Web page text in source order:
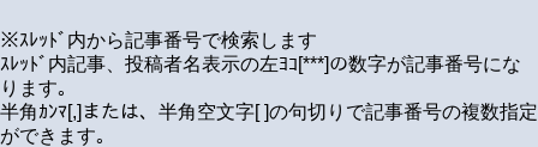
※ｽﾚｯﾄﾞ内から記事番号で検索します
ｽﾚｯﾄﾞ内記事、投稿者名表示の左ﾖｺ[***]の数字が記事番号にな
ります｡
半角ｶﾝﾏ[,]または、半角空文字[ ]の句切りで記事番号の複数指定
ができます｡